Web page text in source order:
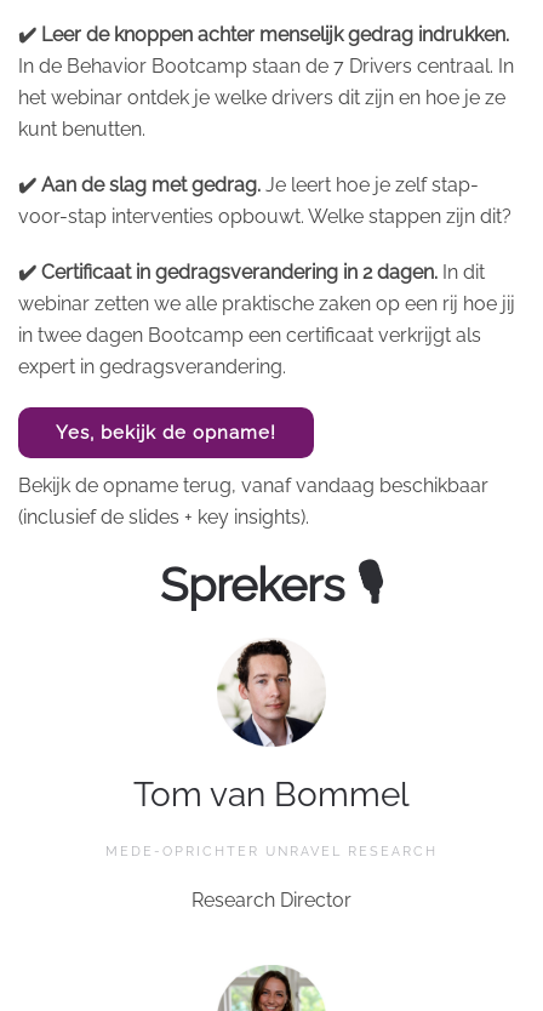
✔️ Leer de knoppen achter menselijk gedrag indrukken.
In de Behavior Bootcamp staan de 7 Drivers centraal. In
het webinar ontdek je welke drivers dit zijn en hoe je ze
kunt benutten.
✔️ Aan de slag met gedrag. Je leert hoe je zelf stap-
voor-stap interventies opbouwt. Welke stappen zijn dit?
✔️ Certificaat in gedragsverandering in 2 dagen. In dit
webinar zetten we alle praktische zaken op een rij hoe jij
in twee dagen Bootcamp een certificaat verkrijgt als
expert in gedragsverandering.
Yes, bekijk de opname!
Bekijk de opname terug, vanaf vandaag beschikbaar
(inclusief de slides + key insights).
Sprekers 🎙
Tom van Bommel
MEDE-OPRICHTER UNRAVEL RESEARCH
Research Director